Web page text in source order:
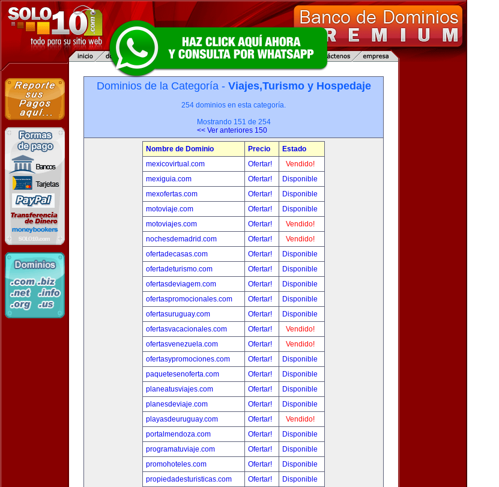
Dominios de la Categoría - Viajes,Turismo y Hospedaje
254 dominios en esta categoría.
Mostrando 151 de 254
<< Ver anteriores 150
Nombre de Dominio Precio
Estado
mexicovirtual.com
Ofertar!
Vendido!
mexiguia.com
Ofertar!
Disponible
mexofertas.com
Ofertar!
Disponible
motoviaje.com
Ofertar!
Disponible
motoviajes.com
Ofertar!
Vendido!
nochesdemadrid.com
Ofertar!
Vendido!
ofertadecasas.com
Ofertar!
Disponible
ofertadeturismo.com
Ofertar!
Disponible
ofertasdeviagem.com
Ofertar!
Disponible
ofertaspromocionales.com
Ofertar!
Disponible
ofertasuruguay.com
Ofertar!
Disponible
ofertasvacacionales.com
Ofertar!
Vendido!
ofertasvenezuela.com
Ofertar!
Vendido!
ofertasypromociones.com
Ofertar!
Disponible
paquetesenoferta.com
Ofertar!
Disponible
planeatusviajes.com
Ofertar!
Disponible
planesdeviaje.com
Ofertar!
Disponible
playasdeuruguay.com
Ofertar!
Vendido!
portalmendoza.com
Ofertar!
Disponible
programatuviaje.com
Ofertar!
Disponible
promohoteles.com
Ofertar!
Disponible
propiedadesturisticas.com
Ofertar!
Disponible